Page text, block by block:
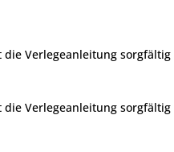
Verlegeanleitung
Verlegeanleitung